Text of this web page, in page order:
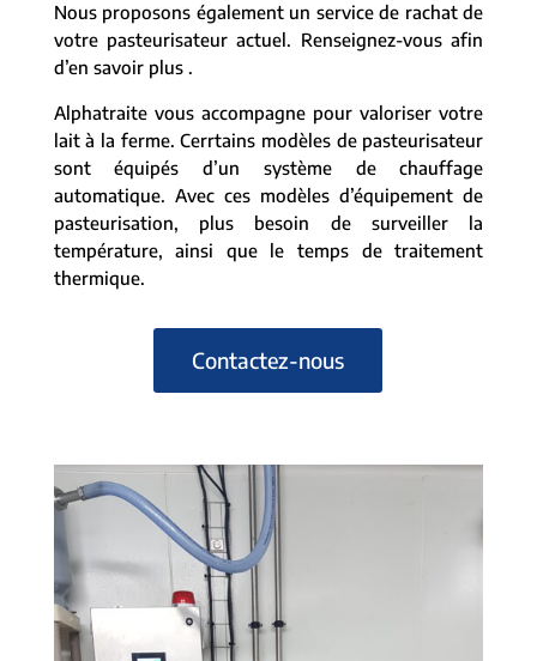
Nous proposons également un service de rachat de
votre pasteurisateur actuel. Renseignez-vous afin
d’en savoir plus .
Alphatraite vous accompagne pour valoriser votre
lait à la ferme. Cerrtains modèles de pasteurisateur
sont équipés d’un système de chauffage
automatique. Avec ces modèles d’équipement de
pasteurisation, plus besoin de surveiller la
température, ainsi que le temps de traitement
thermique.
Contactez-nous